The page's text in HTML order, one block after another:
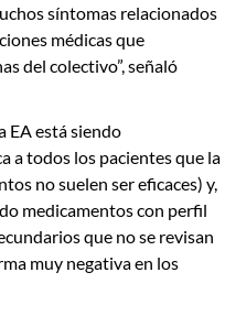
síntomas relacionados
médicas que
del colectivo”, señaló
EA está siendo
a todos los pacientes que la
no suelen ser eficaces) y,
medicamentos con perfil
que no se revisan
muy negativa en los